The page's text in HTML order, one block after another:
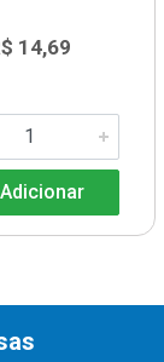
14,69